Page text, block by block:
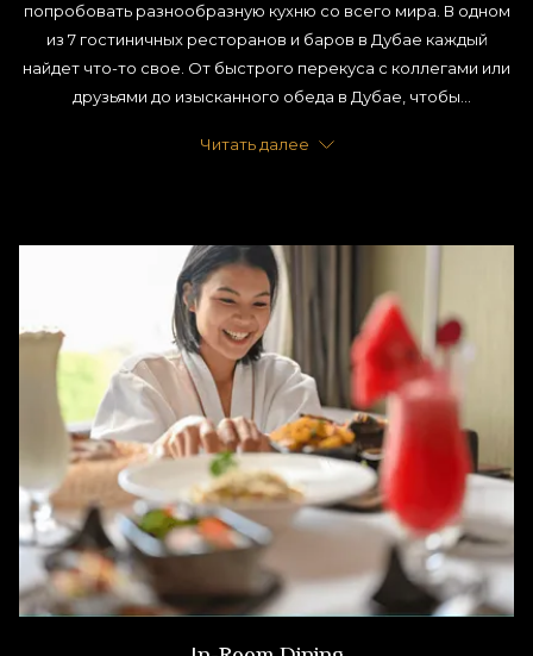
попробовать разнообразную кухню со всего мира. В одном
из 7 гостиничных ресторанов и баров в Дубае каждый
найдет что-то свое. От быстрого перекуса с коллегами или
друзьями до изысканного обеда в Дубае, чтобы
романтическим ужином с любимым человеком.
Читать далее